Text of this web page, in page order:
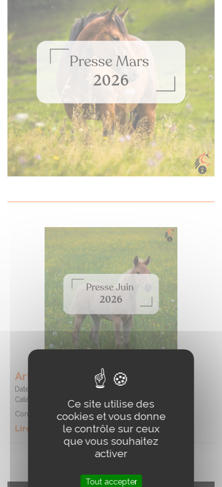
Article de presse Juin 2026
Date :
Catégorie :
Informations filière
Conseil des Equidés de Bretagne
Lire la suite de l'article
Ce site utilise des
cookies et vous donne
le contrôle sur ceux
que vous souhaitez
activer
Tout accepter